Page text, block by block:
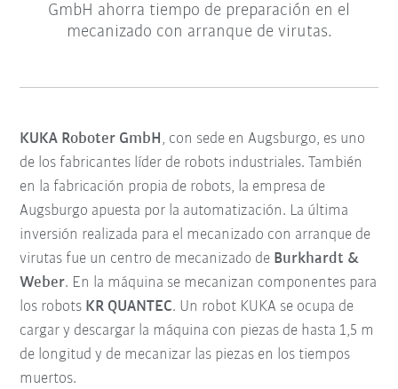
GmbH ahorra tiempo de preparación en el
mecanizado con arranque de virutas.
KUKA Roboter GmbH, con sede en Augsburgo, es uno
de los fabricantes líder de robots industriales. También
en la fabricación propia de robots, la empresa de
Augsburgo apuesta por la automatización. La última
inversión realizada para el mecanizado con arranque de
virutas fue un centro de mecanizado de Burkhardt &
Weber. En la máquina se mecanizan componentes para
los robots KR QUANTEC. Un robot KUKA se ocupa de
cargar y descargar la máquina con piezas de hasta 1,5 m
de longitud y de mecanizar las piezas en los tiempos
muertos.